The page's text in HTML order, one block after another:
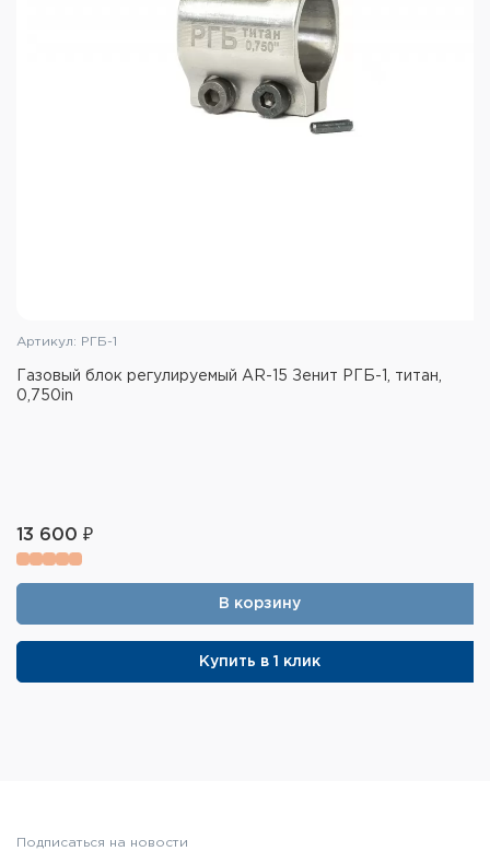
Артикул: РГБ-1
Газовый блок регулируемый AR-15 Зенит РГБ-1, титан,
0,750in
13 600 ₽
В корзину
Купить в 1 клик
Подписаться на новости